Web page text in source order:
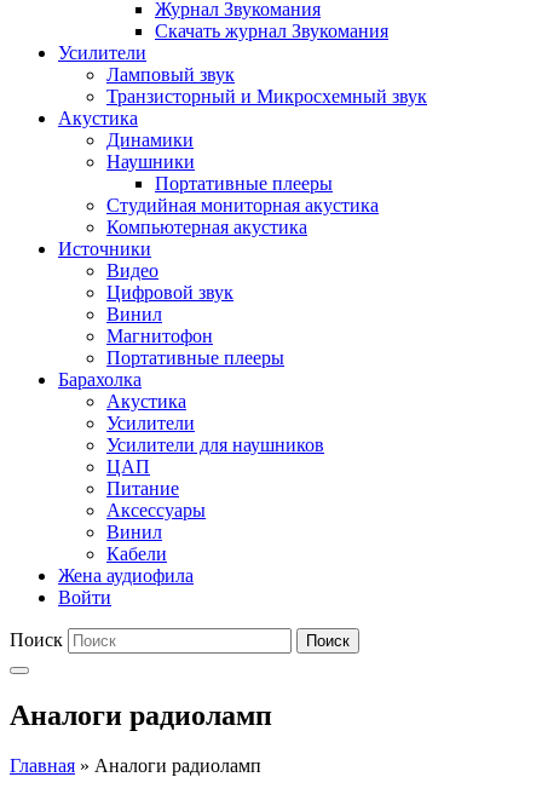
Журнал Звукомания
Скачать журнал Звукомания
Усилители
Ламповый звук
Транзисторный и Микросхемный звук
Акустика
Динамики
Наушники
Портативные плееры
Студийная мониторная акустика
Компьютерная акустика
Источники
Видео
Цифровой звук
Винил
Магнитофон
Портативные плееры
Барахолка
Акустика
Усилители
Усилители для наушников
ЦАП
Питание
Аксессуары
Винил
Кабели
Жена аудиофила
Войти
Поиск Поиск
Аналоги радиоламп
Главная » Аналоги радиоламп